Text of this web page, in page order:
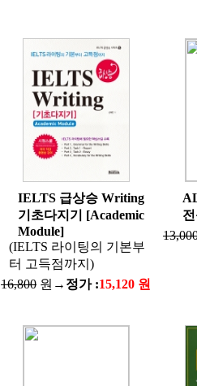
IELTS 급상승 Writing
기초다지기 [Academic
Module]
(IELTS 라이팅의 기본부
터 고득점까지)
16,800 원→ 정가 :15,120 원